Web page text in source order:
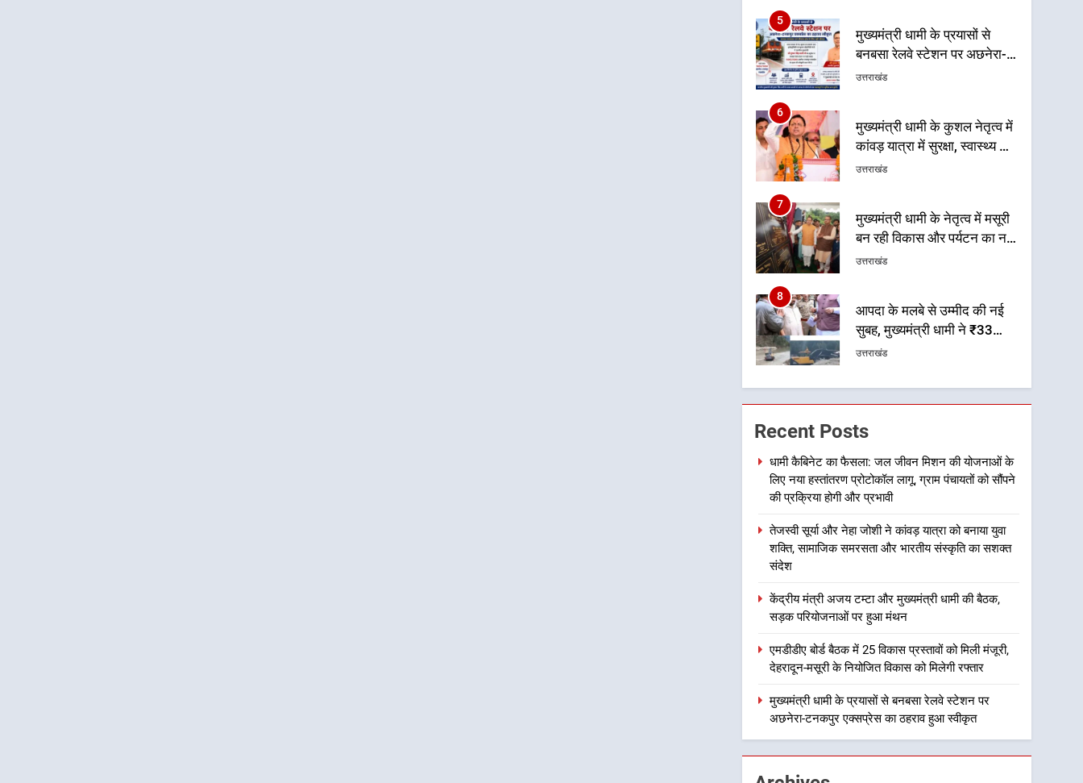
5
मुख्यमंत्री धामी के प्रयासों से
बनबसा रेलवे स्टेशन पर अछनेरा-
टनकपुर एक्सप्रेस का ठहराव हुआ
उत्तराखंड
6
मुख्यमंत्री धामी के कुशल नेतृत्व में
कांवड़ यात्रा में सुरक्षा, स्वास्थ्य और
आपातकालीन सेवाओं की बनी
उत्तराखंड
7
मुख्यमंत्री धामी के नेतृत्व में मसूरी
बन रही विकास और पर्यटन का नया
केंद्र
उत्तराखंड
8
आपदा के मलबे से उम्मीद की नई
सुबह, मुख्यमंत्री धामी ने ₹33
करोड़ के विकास और राहत कार्यों
भरोसे का प्रतीक
उत्तराखंड
1
धामी कैबिनेट का फैसला: जल
जीवन मिशन की योजनाओं के लिए
नया हस्तांतरण प्रोटोकॉल लागू,
ग्राम पंचायतों को सौंपने की
प्रक्रिया होगी और प्रभावी
2
तेजस्वी सूर्या और नेहा जोशी ने
सामाजिक समरसता और भारतीय
संस्कृति का सशक्त संदेश
उत्तराखंड
3
मुख्यमंत्री धामी की बैठक, सड़क
परियोजनाओं पर हुआ मंथन
उत्तराखंड
4
प्रस्तावों को मिली मंजूरी, देहरादून-
मसूरी के नियोजित विकास को
मिलेगी रफ्तार
उत्तराखंड
5
Recent Posts
धामी कैबिनेट का फैसला: जल जीवन मिशन की योजनाओं के
लिए नया हस्तांतरण प्रोटोकॉल लागू, ग्राम पंचायतों को सौंपने
की प्रक्रिया होगी और प्रभावी
तेजस्वी सूर्या और नेहा जोशी ने कांवड़ यात्रा को बनाया युवा
शक्ति, सामाजिक समरसता और भारतीय संस्कृति का सशक्त
संदेश
केंद्रीय मंत्री अजय टम्टा और मुख्यमंत्री धामी की बैठक,
सड़क परियोजनाओं पर हुआ मंथन
एमडीडीए बोर्ड बैठक में 25 विकास प्रस्तावों को मिली मंजूरी,
देहरादून-मसूरी के नियोजित विकास को मिलेगी रफ्तार
मुख्यमंत्री धामी के प्रयासों से बनबसा रेलवे स्टेशन पर
अछनेरा-टनकपुर एक्सप्रेस का ठहराव हुआ स्वीकृत